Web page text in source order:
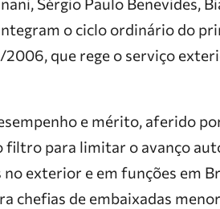
Sérgio Paulo Benevides,
o ciclo ordinário do
2006, que rege o serviço
e mérito, aferido
filtro para limitar o avanço
exterior e em funções em
chefias de embaixadas